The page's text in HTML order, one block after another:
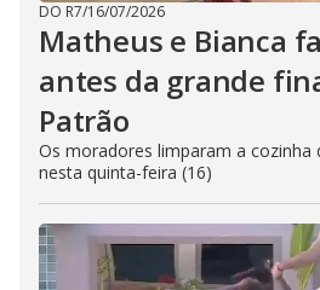
DO R7/16/07/2026
Matheus e Bianca
antes da grande
Patrão
Os moradores limparam a cozinha
nesta quinta-feira (16)